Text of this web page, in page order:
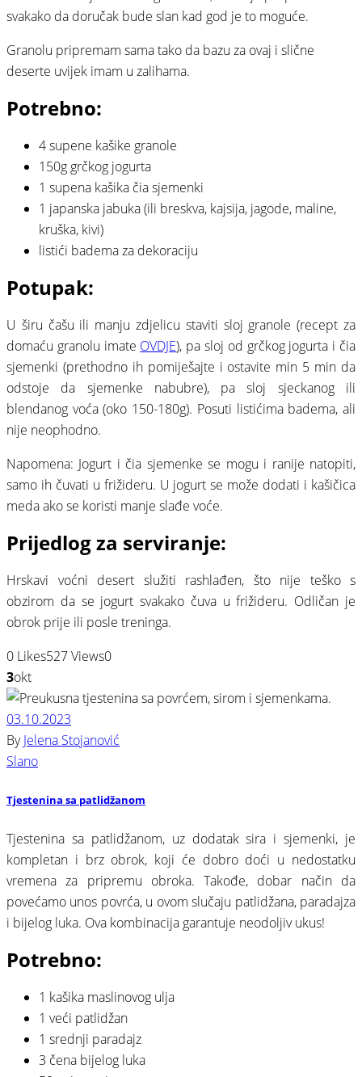
svakako da doručak bude slan kad god je to moguće.
Granolu pripremam sama tako da bazu za ovaj i slične
deserte uvijek imam u zalihama.
Potrebno:
4 supene kašike granole
150g grčkog jogurta
1 supena kašika čia sjemenki
1 japanska jabuka (ili breskva, kajsija, jagode, maline,
kruška, kivi)
listići badema za dekoraciju
Potupak:
U širu čašu ili manju zdjelicu staviti sloj granole (recept za
domaću granolu imate OVDJE), pa sloj od grčkog jogurta i čia
sjemenki (prethodno ih pomiješajte i ostavite min 5 min da
odstoje da sjemenke nabubre), pa sloj sjeckanog ili
blendanog voća (oko 150-180g). Posuti listićima badema, ali
nije neophodno.
Napomena: Jogurt i čia sjemenke se mogu i ranije natopiti,
samo ih čuvati u frižideru. U jogurt se može dodati i kašičica
meda ako se koristi manje slađe voće.
Prijedlog za serviranje:
Hrskavi voćni desert služiti rashlađen, što nije teško s
obzirom da se jogurt svakako čuva u frižideru. Odličan je
obrok prije ili posle treninga.
0 Likes527Views0
3okt
03.10.2023
ByJelena Stojanović
Slano
Tjestenina sa patlidžanom
Tjestenina sa patlidžanom, uz dodatak sira i sjemenki, je
kompletan i brz obrok, koji će dobro doći u nedostatku
vremena za pripremu obroka. Takođe, dobar način da
povećamo unos povrća, u ovom slučaju patlidžana, paradajza
i bijelog luka. Ova kombinacija garantuje neodoljiv ukus!
Potrebno:
1 kašika maslinovog ulja⠀
1 veći patlidžan⠀
1 srednji paradajz⠀
3 čena bijelog luka⠀